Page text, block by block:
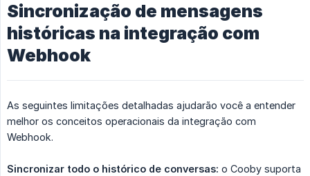
Sincronização de mensagens
históricas na integração com
Webhook
As seguintes limitações detalhadas ajudarão você a entender
melhor os conceitos operacionais da integração com
Webhook.
Sincronizar todo o histórico de conversas: o Cooby suporta